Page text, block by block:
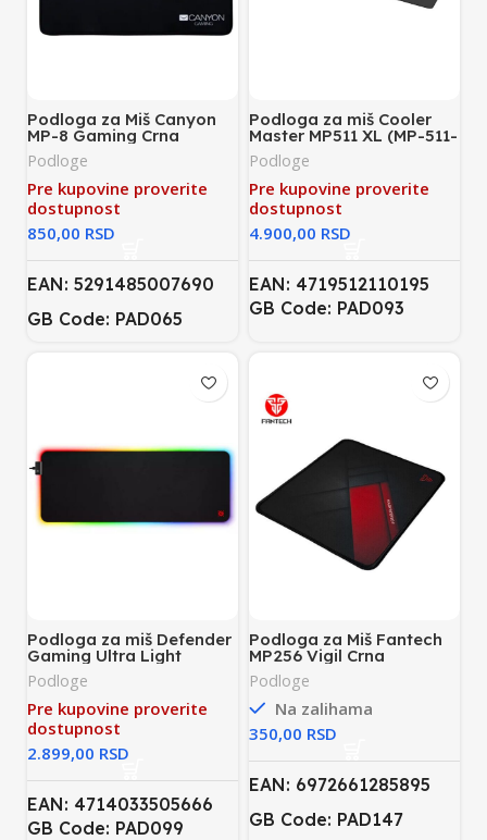
Podloga za Miš Canyon
MP-8 Gaming Crna
Podloge
Pre kupovine proverite
dostupnost
RSD
EAN: 5291485007690
GB Code: PAD065
Podloga za miš Cooler
Master MP511 XL (MP-511-
CBEC1)
Podloge
Pre kupovine proverite
dostupnost
RSD
EAN: 4719512110195
GB Code: PAD093
Podloga za miš Defender
Gaming Ultra Light
Svetleća
Podloge
Pre kupovine proverite
dostupnost
RSD
EAN: 4714033505666
GB Code: PAD099
Podloga za Miš Fantech
MP256 Vigil Crna
Podloge
Na zalihama
RSD
EAN: 6972661285895
GB Code: PAD147